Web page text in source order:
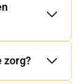
zorg?